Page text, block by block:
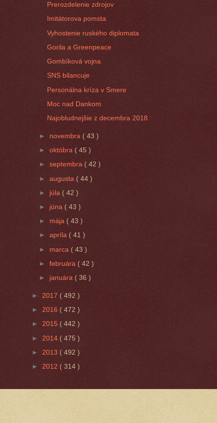
Prerozdelenie zdrojov
Imitátorova pomsta
Vyhostenie ruského diplomata
Gorila a Greenpeace
Gombíková vojna
SNS bilancuje
Personálna kríza v Smere
Moc nad Dankom
Najobludnejšie z decembra 2018
► novembra ( 43 )
►októbra ( 45 )
►septembra ( 42 )
►augusta ( 44 )
► júla ( 42 )
► júna ( 43 )
► mája( 43 )
►apríla( 41 )
► marca ( 43 )
►februára ( 42 )
► januára ( 36 )
► 2017 ( 492 )
► 2016 ( 472 )
► 2015 ( 442 )
► 2014 ( 475 )
► 2013 ( 492 )
► 2012 ( 314 )